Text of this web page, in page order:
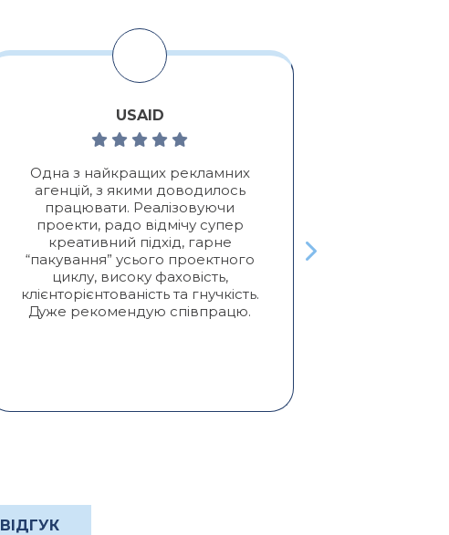
USAID
Одна з найкращих рекламних
агенцій, з якими доводилось
працювати. Реалізовуючи
проекти, радо відмічу супер
креативний підхід, гарне
“пакування” усього проектного
циклу, високу фаховість,
клієнторієнтованість та гнучкість.
Дуже рекомендую співпрацю.